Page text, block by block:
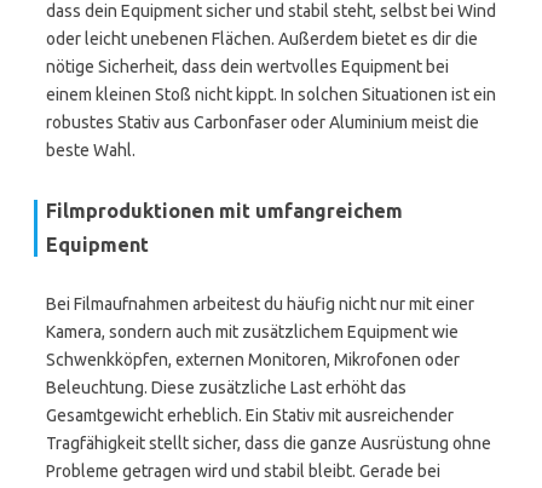
dass dein Equipment sicher und stabil steht, selbst bei Wind
oder leicht unebenen Flächen. Außerdem bietet es dir die
nötige Sicherheit, dass dein wertvolles Equipment bei
einem kleinen Stoß nicht kippt. In solchen Situationen ist ein
robustes Stativ aus Carbonfaser oder Aluminium meist die
beste Wahl.
Filmproduktionen mit umfangreichem
Equipment
Bei Filmaufnahmen arbeitest du häufig nicht nur mit einer
Kamera, sondern auch mit zusätzlichem Equipment wie
Schwenkköpfen, externen Monitoren, Mikrofonen oder
Beleuchtung. Diese zusätzliche Last erhöht das
Gesamtgewicht erheblich. Ein Stativ mit ausreichender
Tragfähigkeit stellt sicher, dass die ganze Ausrüstung ohne
Probleme getragen wird und stabil bleibt. Gerade bei